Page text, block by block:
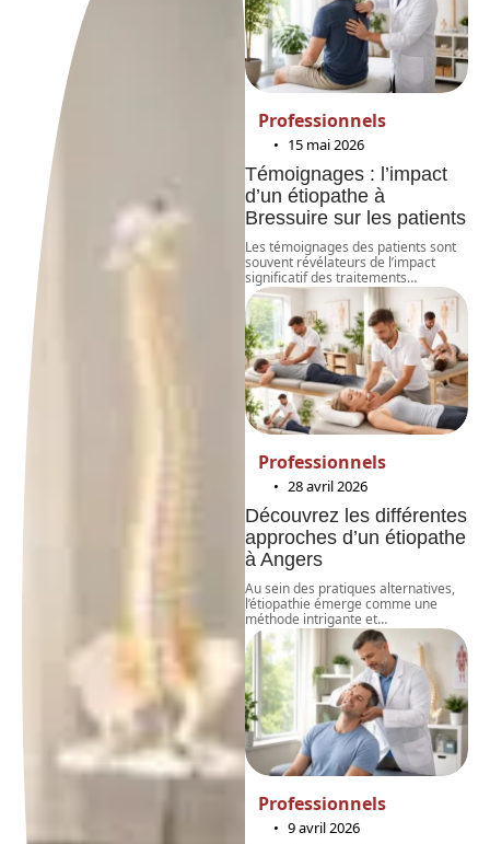
Professionnels
15 mai 2026
Témoignages : l’impact
d’un étiopathe à
Bressuire sur les patients
Les témoignages des patients sont
souvent révélateurs de l’impact
significatif des traitements…
Professionnels
28 avril 2026
Découvrez les différentes
approches d’un étiopathe
à Angers
Au sein des pratiques alternatives,
l’étiopathie émerge comme une
méthode intrigante et…
Professionnels
9 avril 2026